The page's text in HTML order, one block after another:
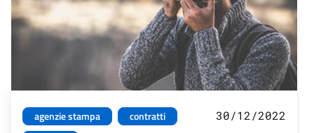
agenzie stampa
contratti
30/12/2022